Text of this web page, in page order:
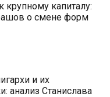
крупному капиталу:
о смене форм
и их
анализ Станислава